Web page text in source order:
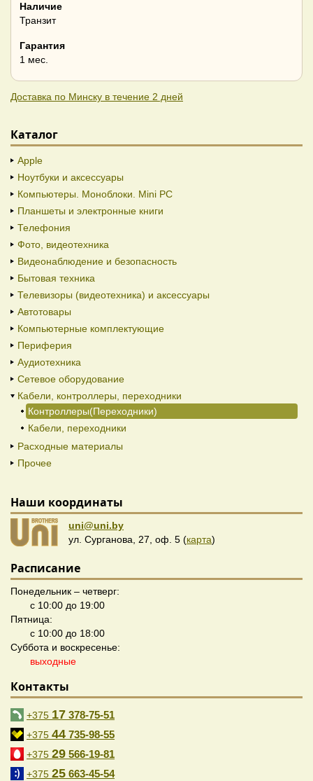
Наличие
Транзит
Гарантия
1 мес.
Доставка по Минску в течение 2 дней
Каталог
Apple
Ноутбуки и аксессуары
Компьютеры. Моноблоки. Mini PC
Планшеты и электронные книги
Телефония
Фото, видеотехника
Видеонаблюдение и безопасность
Бытовая техника
Телевизоры (видеотехника) и аксессуары
Автотовары
Компьютерные комплектующие
Периферия
Аудиотехника
Сетевое оборудование
Кабели, контроллеры, переходники
Контроллеры(Переходники)
Кабели, переходники
Расходные материалы
Прочее
Наши координаты
uni@uni.by
ул. Сурганова, 27, оф. 5 (карта)
Расписание
Понедельник – четверг:
с 10:00 до 19:00
Пятница:
с 10:00 до 18:00
Суббота и воскресенье:
выходные
Контакты
+375 17 378-75-51
+375 44 735-98-55
+375 29 566-19-81
+375 25 663-45-54